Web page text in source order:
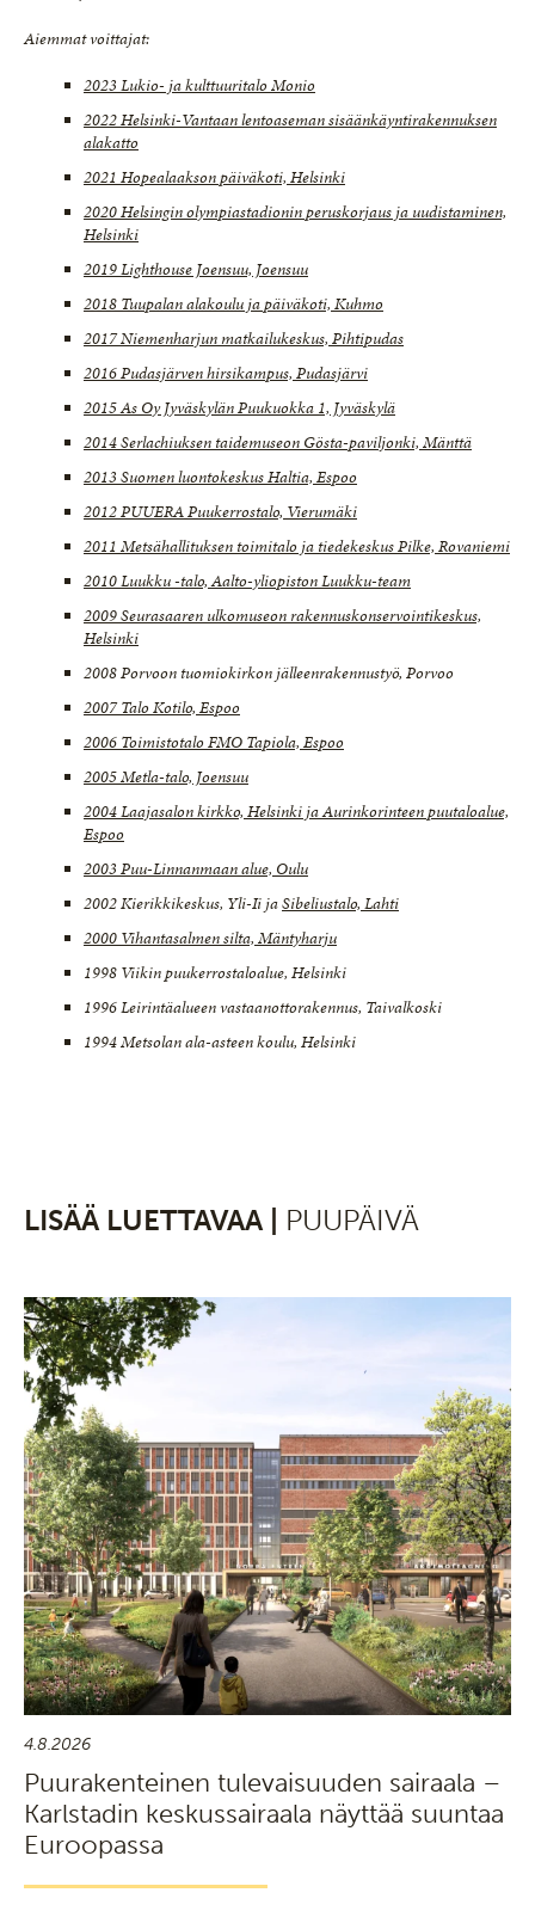
Aiemmat voittajat:
2023 Lukio- ja kulttuuritalo Monio
2022 Helsinki-Vantaan lentoaseman sisäänkäyntirakennuksen
alakatto
2021 Hopealaakson päiväkoti, Helsinki
2020 Helsingin olympiastadionin peruskorjaus ja uudistaminen,
Helsinki
2019 Lighthouse Joensuu, Joensuu
2018 Tuupalan alakoulu ja päiväkoti, Kuhmo
2017 Niemenharjun matkailukeskus, Pihtipudas
2016 Pudasjärven hirsikampus, Pudasjärvi
2015 As Oy Jyväskylän Puukuokka 1, Jyväskylä
2014 Serlachiuksen taidemuseon Gösta-paviljonki, Mänttä
2013 Suomen luontokeskus Haltia, Espoo
2012 PUUERA Puukerrostalo, Vierumäki
2011 Metsähallituksen toimitalo ja tiedekeskus Pilke, Rovaniemi
2010 Luukku -talo, Aalto-yliopiston Luukku-team
2009 Seurasaaren ulkomuseon rakennuskonservointikeskus,
Helsinki
2008 Porvoon tuomiokirkon jälleenrakennustyö, Porvoo
2007 Talo Kotilo, Espoo
2006 Toimistotalo FMO Tapiola, Espoo
2005 Metla-talo, Joensuu
2004 Laajasalon kirkko, Helsinki ja Aurinkorinteen puutaloalue,
Espoo
2003 Puu-Linnanmaan alue, Oulu
2002 Kierikkikeskus, Yli-Ii jaSibeliustalo, Lahti
2000 Vihantasalmen silta, Mäntyharju
1998 Viikin puukerrostaloalue, Helsinki
1996 Leirintäalueen vastaanottorakennus, Taivalkoski
1994 Metsolan ala-asteen koulu, Helsinki
LISÄÄ LUETTAVAA | PUUPÄIVÄ
4.8.2026
Puurakenteinen tulevaisuuden sairaala –
Karlstadin keskussairaala näyttää suuntaa
Euroopassa